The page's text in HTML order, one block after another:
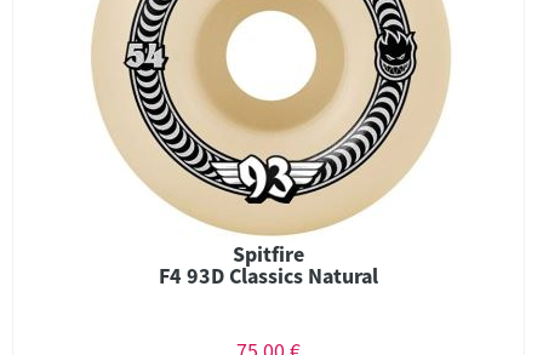
Spitfire
F4 93D Classics Natural